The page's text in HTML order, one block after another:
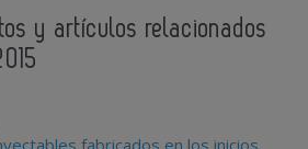
y artículos relacionados